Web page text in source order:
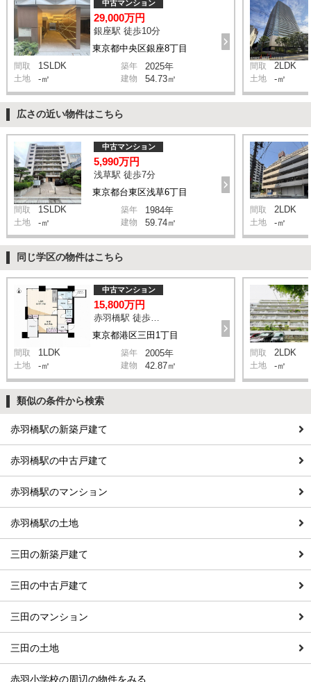
東京都中央区銀座8丁目
中古マンション
29,000万円
銀座駅 徒歩10分
間取 1SLDK 築年 2025年
土地 -㎡ 建物 54.73㎡
間取 2LDK
土地 -㎡
広さの近い物件はこちら
東京都台東区浅草6丁目
中古マンション
5,990万円
浅草駅 徒歩7分
間取 1SLDK 築年 1984年
土地 -㎡ 建物 59.74㎡
間取 2LDK
土地 -㎡
同じ学区の物件はこちら
東京都港区三田1丁目
中古マンション
15,800万円
赤羽橋駅 徒歩1分
間取 1LDK 築年 2005年
土地 -㎡ 建物 42.87㎡
間取 2LDK
土地 -㎡
類似の条件から検索
赤羽橋駅の新築戸建て
赤羽橋駅の中古戸建て
赤羽橋駅のマンション
赤羽橋駅の土地
三田の新築戸建て
三田の中古戸建て
三田のマンション
三田の土地
赤羽小学校の周辺の物件をみる